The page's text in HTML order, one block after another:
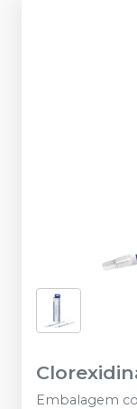
Embalagem